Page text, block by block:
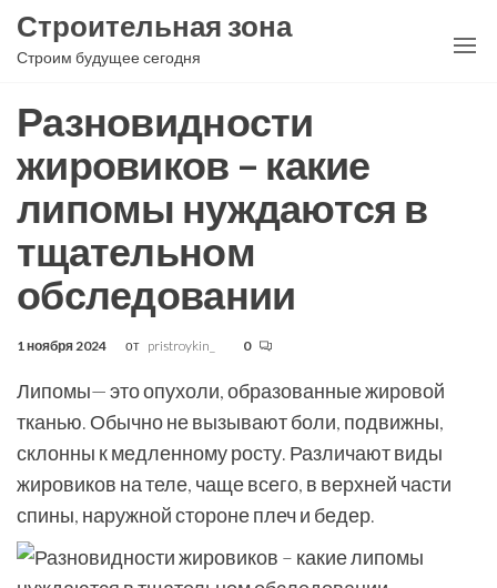
Перейти
Строительная зона
Строим будущее сегодня
Разновидности
жировиков – какие
липомы нуждаются в
тщательном
обследовании
1 ноября 2024 от pristroykin_ 0
Липомы— это опухоли, образованные жировой
тканью. Обычно не вызывают боли, подвижны,
склонны к медленному росту. Различают виды
жировиков на теле, чаще всего, в верхней части
спины, наружной стороне плеч и бедер.